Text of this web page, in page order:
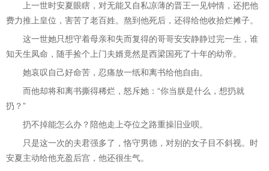
上一世时安夏眼瞎，对无能又自私凉薄的晋王一见钟情，还把他
费力推上皇位，害苦了老百姓。熬到他死后，还得给他收拾烂摊子。
这一世她只想守着母亲和失而复得的哥哥安安静静过完一生，谁
知天生凤命，随手捡个上门夫婿竟然是西梁国死了十年的幼帝。
她哀叹自己好命苦，忍痛放一纸和离书给他自由。
而他却将和离书撕得稀烂，怒斥她：“你当朕是什么，想扔就
扔？”
扔不掉能怎么办？陪他走上夺位之路重操旧业呗。
只是这一次的夫君强多了，恪守男德，对别的女子目不斜视。时
安夏主动给他充盈后宫，他还很生气。